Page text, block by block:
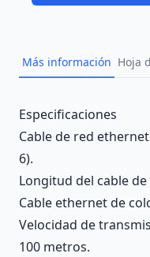
Más información Hoja
Description
Especificaciones
Cable de red ethernet
6).
Longitud del cable de
Cable ethernet de
Velocidad de
100 metros.